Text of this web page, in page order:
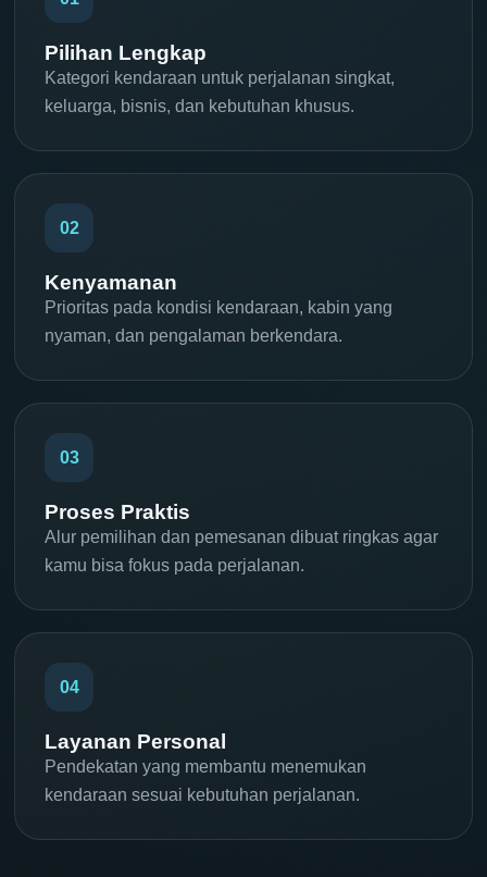
Pilihan Lengkap
Kategori kendaraan untuk perjalanan singkat,
keluarga, bisnis, dan kebutuhan khusus.
02
Kenyamanan
Prioritas pada kondisi kendaraan, kabin yang
nyaman, dan pengalaman berkendara.
03
Proses Praktis
Alur pemilihan dan pemesanan dibuat ringkas agar
kamu bisa fokus pada perjalanan.
04
Layanan Personal
Pendekatan yang membantu menemukan
kendaraan sesuai kebutuhan perjalanan.